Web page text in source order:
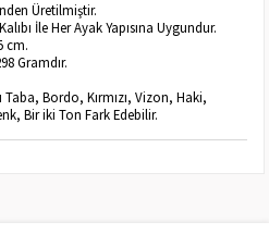
Üretilmiştir.
İle Her Ayak Yapısına Uygundur.
cm.
Gramdır.
Bordo, Kırmızı, Vizon, Haki,
Bir iki Ton Fark Edebilir.